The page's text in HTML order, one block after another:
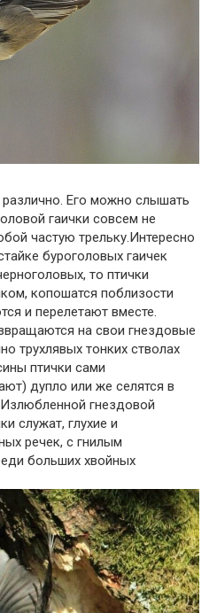
Его можно слышать
гаички совсем не
частую трельку.Интересно
буроголовых гаичек
то птички
копошатся поблизости
и перелетают вместе.
на свои гнездовые
трухлявых тонких стволах
птички сами
дупло или же селятся в
гнездовой
служат, глухие и
речек, с гнилым
больших хвойных